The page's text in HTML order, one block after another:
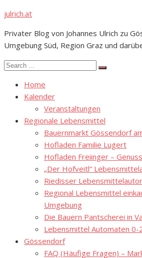
Skip
content
julrich.at
Privater Blog von Johannes Ulrich zu
Umgebung Süd, Region Graz und
Search
Search
Home
Kalender
Veranstaltungen
Regionale Lebensmittel
Bauernmarkt Gössendorf
Hofladen Familie Lugert
Hofladen Freiinger –
„Der Hofveitl“
Riedisser
Regional Lebensmittel
Umgebung
Die Bauern Pantscherei in
Lebensmittel Automaten 0-
Gössendorf
FAQ (Häufige Fragen) –